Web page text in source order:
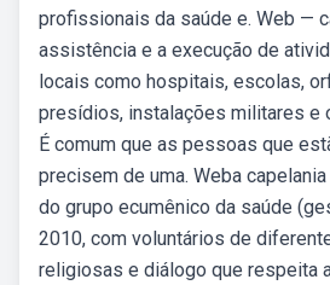
profissionais da saúde e. Web —
assistência e a execução de
locais como hospitais, escolas,
presídios, instalações militares e
É comum que as pessoas que
precisem de uma. Weba
do grupo ecumênico da saúde
2010, com voluntários de
religiosas e diálogo que respeita